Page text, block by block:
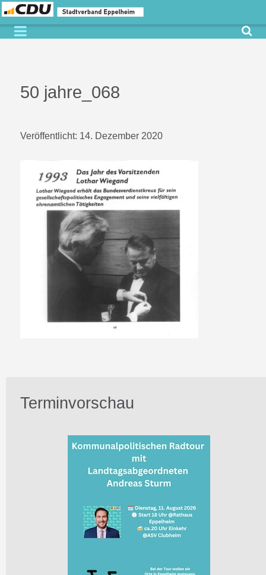
50 jahre_068
Veröffentlicht: 14. Dezember 2020
Terminvorschau